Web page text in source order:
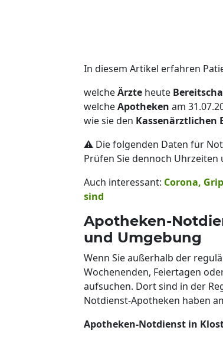
In diesem Artikel erfahren
welcheÄrzte heute
welcheApotheken am
wie sie den Kassenärztlichen
⚠️ Die folgenden Daten für
Prüfen Sie dennoch Uhrzeiten
Auch interessant: Corona,
sind
Apotheken-
und Umgebung
Wenn Sie außerhalb der
Wochenenden, Feiertagen
aufsuchen. Dort sind in der
Notdienst-Apotheken haben
Apotheken-Notdienst in